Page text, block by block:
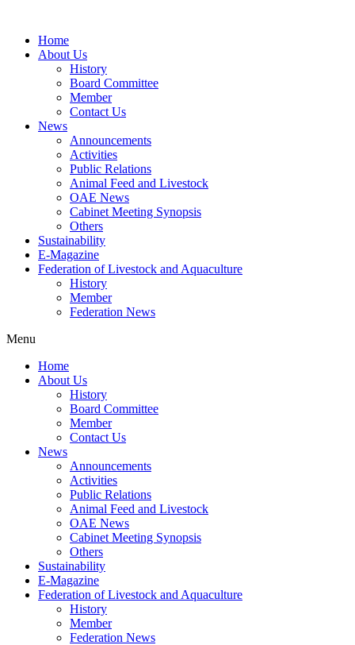
Home
About Us
History
Board Committee
Member
Contact Us
News
Announcements
Activities
Public Relations
Animal Feed and Livestock
OAE News
Cabinet Meeting Synopsis
Others
Sustainability
E-Magazine
Federation of Livestock and Aquaculture
History
Member
Federation News
Menu
Home
About Us
History
Board Committee
Member
Contact Us
News
Announcements
Activities
Public Relations
Animal Feed and Livestock
OAE News
Cabinet Meeting Synopsis
Others
Sustainability
E-Magazine
Federation of Livestock and Aquaculture
History
Member
Federation News